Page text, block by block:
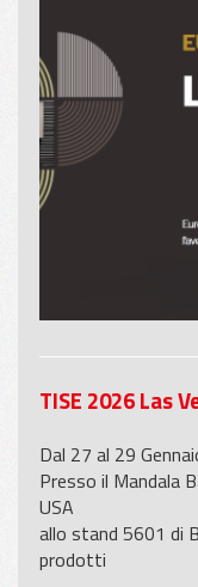
TISE 2026 Las
Dal 27 al 29
Presso il Mandala
USA
allo stand 5601 di
prodotti